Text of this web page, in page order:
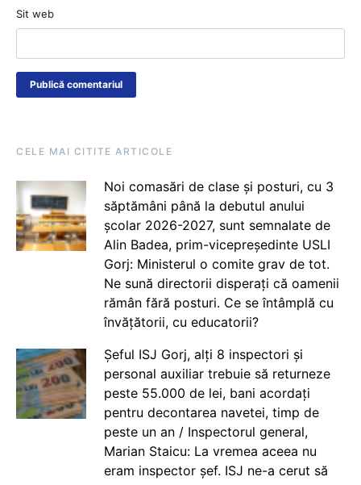
Sit web
CELE MAI CITITE ARTICOLE
Noi comasări de clase și posturi, cu 3
săptămâni până la debutul anului
școlar 2026-2027, sunt semnalate de
Alin Badea, prim-vicepreședinte USLI
Gorj: Ministerul o comite grav de tot.
Ne sună directorii disperați că oamenii
rămân fără posturi. Ce se întâmplă cu
învățătorii, cu educatorii?
Șeful ISJ Gorj, alți 8 inspectori și
personal auxiliar trebuie să returneze
peste 55.000 de lei, bani acordați
pentru decontarea navetei, timp de
peste un an / Inspectorul general,
Marian Staicu: La vremea aceea nu
eram inspector șef. ISJ ne-a cerut să